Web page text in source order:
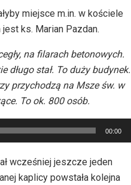
miejsce m.in. w kościele
ks. Marian Pazdan.
na filarach betonowych.
długo stał. To duży budynek.
przychodzą na Msze św. w
To ok. 800 osób.
00:00
wcześniej jeszcze jeden
kaplicy powstała kolejna